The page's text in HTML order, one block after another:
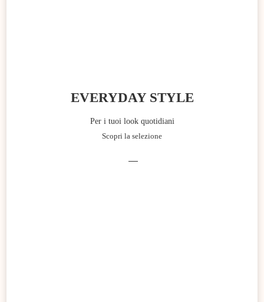
EVERYDAY STYLE
Per i tuoi look quotidiani
Scopri la selezione